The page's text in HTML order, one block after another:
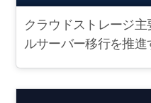
クラウドストレージ
ルサーバー移行を推